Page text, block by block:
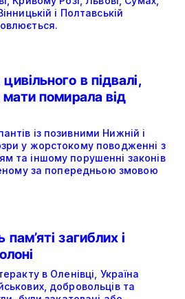
і Полтавській
в підвалі,
помирала від
із позивними Нижній і
у жорстокому поводженні з
та іншому порушенні законів
за попередньою змовою
загиблих і
в Оленівці, Україна
добровольців та